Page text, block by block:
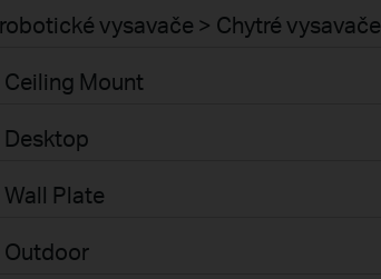
vysavače > Chytré vysavače
Ceiling Mount
Desktop
Plate
Outdoor